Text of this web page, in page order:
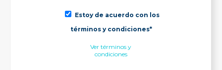
Estoy de acuerdo con los
términos y condiciones*
Ver términos y
condiciones